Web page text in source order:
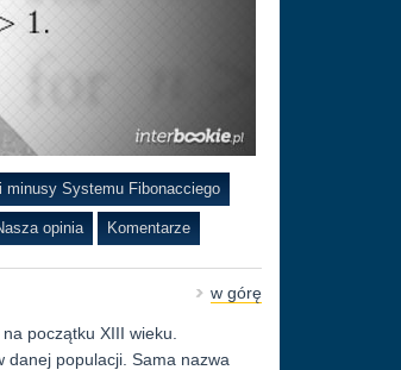
minusy Systemu Fibonacciego
opinia Komentarze
w górę
początku XIII wieku.
danej populacji. Sama nazwa